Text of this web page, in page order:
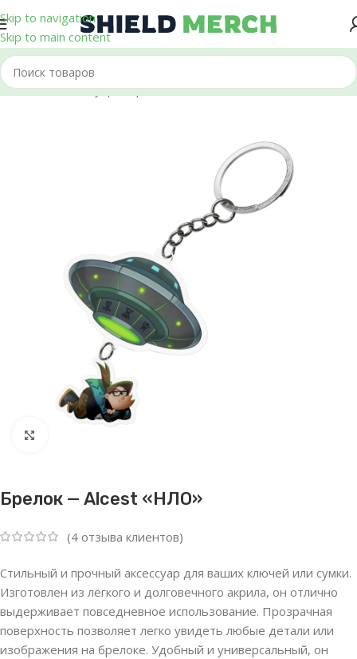
Skip to navigation
Skip to main content
Главная/Аксессуары/Брелоки
Брелок — Alcest «НЛО»
(4 отзыва клиентов)
Стильный и прочный аксессуар для ваших ключей или сумки.
Изготовлен из лёгкого и долговечного акрила, он отлично
выдерживает повседневное использование. Прозрачная
поверхность позволяет легко увидеть любые детали или
изображения на брелоке. Удобный и универсальный, он